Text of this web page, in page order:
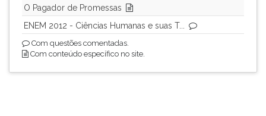
O Pagador de Promessas
ENEM 2012 - Ciências Humanas e suas T...
Com questões comentadas.
Com conteúdo específico no site.